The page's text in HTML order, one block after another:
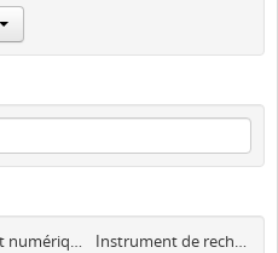
Document numérique disponible Instrument de recherche